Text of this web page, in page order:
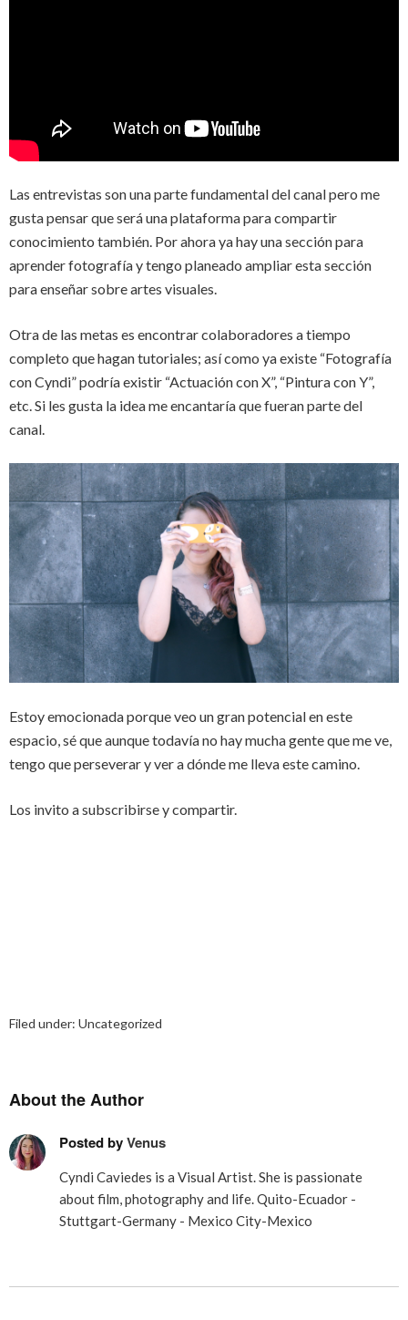
Las entrevistas son una parte fundamental del canal pero me
gusta pensar que será una plataforma para compartir
conocimiento también. Por ahora ya hay una sección para
aprender fotografía y tengo planeado ampliar esta sección
para enseñar sobre artes visuales.
Otra de las metas es encontrar colaboradores a tiempo
completo que hagan tutoriales; así como ya existe “Fotografía
con Cyndi” podría existir “Actuación con X”, “Pintura con Y”,
etc. Si les gusta la idea me encantaría que fueran parte del
canal.
Estoy emocionada porque veo un gran potencial en este
espacio, sé que aunque todavía no hay mucha gente que me ve,
tengo que perseverar y ver a dónde me lleva este camino.
Los invito a subscribirse y compartir.
Filed under: Uncategorized
About the Author
Posted byVenus
Cyndi Caviedes is a Visual Artist. She is passionate
about film, photography and life. Quito-Ecuador -
Stuttgart-Germany - Mexico City-Mexico